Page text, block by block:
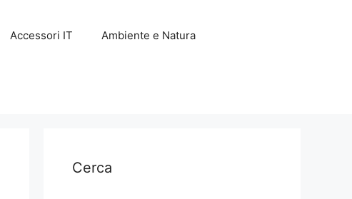
Accessori IT Ambiente e Natura
Cerca